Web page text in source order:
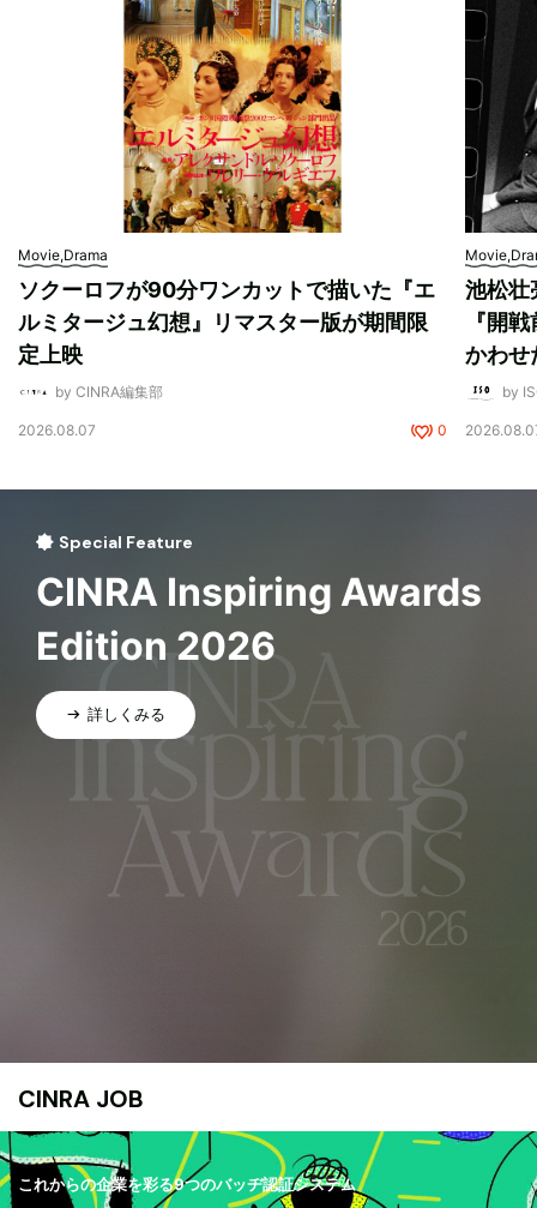
Movie,Drama
ソクーロフが90分ワンカットで描いた『エ
ルミタージュ幻想』リマスター版が期間限
定上映
by CINRA編集部
2026.08.07 0
池松壮
『開
かわせ
by
Special Feature
CINRA Inspiring Awards
Edition 2026
詳しくみる
CINRA JOB
これからの企業を彩る9つのバッヂ認証システム